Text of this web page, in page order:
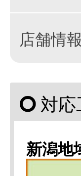
店舗情報
対
新潟地